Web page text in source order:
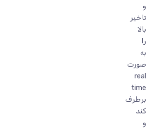
و
تاخیر
بالا
را
به
صورت
real
time
برطرف
کند
و